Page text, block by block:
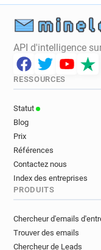
API d'intelligence
RESSOURCES
Statut
Blog
Prix
Références
Contactez nous
Index des entreprises
PRODUITS
Chercheur d'emails
Trouver des emails
Chercheur de Leads